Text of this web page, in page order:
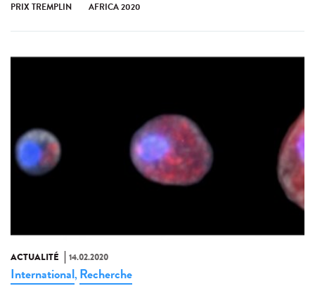
PRIX TREMPLIN AFRICA 2020
ACTUALITÉ 14.02.2020
International, Recherche